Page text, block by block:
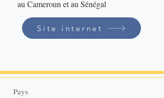
au Cameroun et au Sénégal
Site internet
Pays